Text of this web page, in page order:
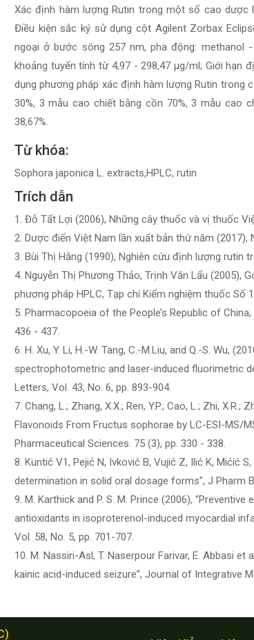
Xác định hàm lượng Rutin trong một số cao dược
Điều kiện sắc ký sử dụng cột Agilent Zorbax
ngoại ở bước sóng 257 nm, pha động: methanol
khoảng tuyến tính từ 4,97 - 298,47 µg/ml; Giới hạn
dụng phương pháp xác định hàm lượng Rutin trong
30%, 3 mẫu cao chiết bằng cồn 70%, 3 mẫu cao
38,67%.
Từ khóa:
Sophora japonica L. extracts,HPLC, rutin
Trích dẫn
1. Đỗ Tất Lợi (2006), Những cây thuốc và vị thuốc
2. Dược điển Việt Nam lần xuất bản thứ năm (2017),
3. Bùi Thị Hằng (1990), Nghiên cứu định lượng rutin
4. Nguyễn Thị Phương Thảo, Trịnh Văn Lẩu (2005),
phương pháp HPLC, Tạp chí Kiểm nghiệm thuốc Số
5. Pharmacopoeia of the People’s Republic of
436 - 437.
6. H. Xu, Y. Li, H.-W. Tang, C.-M.Liu, and Q.-S. Wu,
spectrophotometric and laser-induced fluorimetric
Letters, Vol. 43, No. 6, pp. 893-904.
7. Chang, L.; Zhang, X.X.; Ren, Y.P.; Cao, L.; Zhi,
Flavonoids From Fructus sophorae by LC-ESI-MS/
Pharmaceutical Sciences. 75 (3), pp. 330 - 338.
8. Kuntić V1, Pejić N, Ivković B, Vujić Z, Ilić K, Mićić
determination in solid oral dosage forms”, J Pharm
9. M. Karthick and P. S. M. Prince (2006),
antioxidants in isoproterenol-induced myocardial
Vol. 58, No. 5, pp. 701-707.
10. M. Nassiri-Asl, T. Naserpour Farivar, E. Abbasi
kainic acid-induced seizure”, Journal of Integrative